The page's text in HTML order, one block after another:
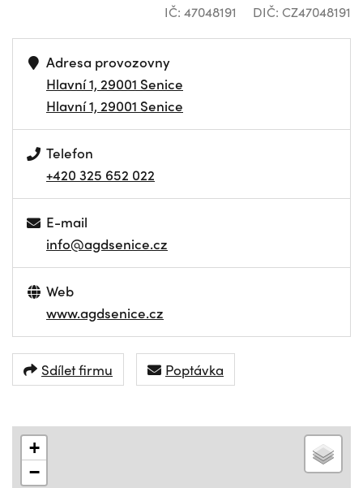
IČ: 47048191 DIČ: CZ47048191
Adresa provozovny
Hlavní 1, 29001 Senice
Hlavní 1, 29001 Senice
Telefon
+420 325 652 022
E-mail
info@agdsenice.cz
Web
www.agdsenice.cz
Sdílet firmu Poptávka
+
−